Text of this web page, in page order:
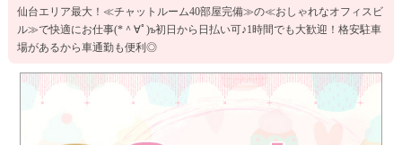
仙台エリア最大！≪チャットルーム40部屋完備≫の≪おしゃれなオフィスビ
ル≫で快適にお仕事(*＾∀ﾟ)ъ初日から日払い可♪1時間でも大歓迎！格安駐車
場があるから車通勤も便利◎